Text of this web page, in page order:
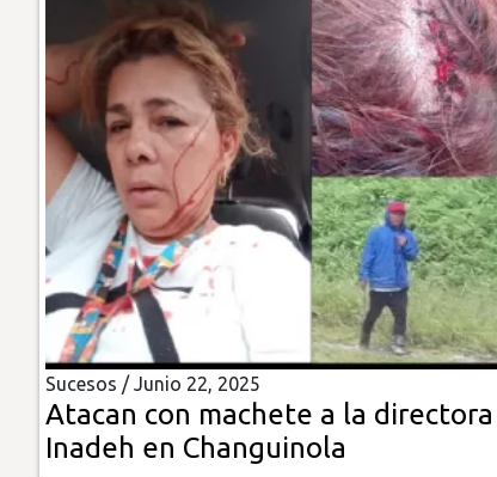
Política
Show
Deportes
Mundo
Insólitas
Multimedia
Impreso
Sucesos /Junio 22, 2025
Atacan con machete a la
Inadeh en Changuinola